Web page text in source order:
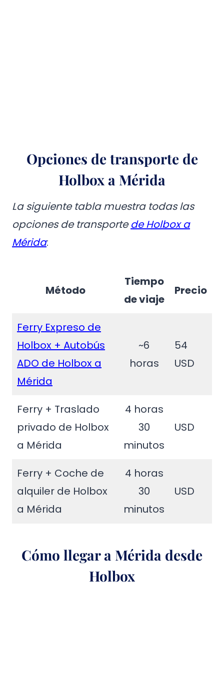
Opciones de transporte de
Holbox a Mérida
La siguiente tabla muestra todas las
opciones de transportede Holbox a
Mérida:
Método
Tiempo
de viaje
Precio
Ferry Expreso de
Holbox + Autobús
ADO de Holbox a
Mérida
~6
horas
54
USD
Ferry + Traslado
privado de Holbox
a Mérida
4 horas
30
minutos
USD
Ferry + Coche de
alquiler de Holbox
a Mérida
4 horas
30
minutos
USD
Cómo llegar a Mérida desde
Holbox